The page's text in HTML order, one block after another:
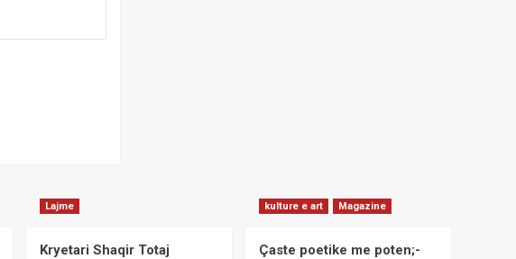
Lajme
Kryetari Shaqir Totaj
kulture e art Magazine
Çaste poetike me poten;-